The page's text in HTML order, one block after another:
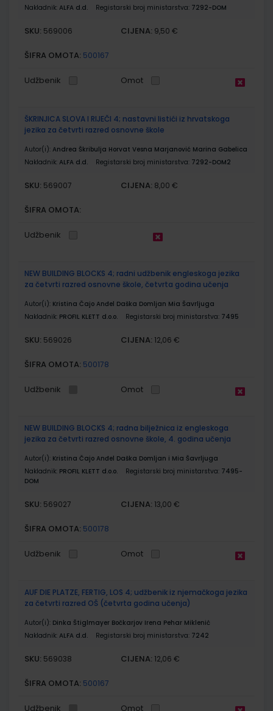
Nakladnik: ALFA d.d. Registarski broj ministarstva: 7292-DOM
SKU: 569006 CIJENA: 9,50 €
ŠIFRA OMOTA: 500167
Udžbenik Omot
ŠKRINJICA SLOVA I RIJEČI 4; nastavni listići iz hrvatskoga
jezika za četvrti razred osnovne škole
Autor(i): Andrea Škribulja Horvat Vesna Marjanović Marina Gabelica
Nakladnik: ALFA d.d. Registarski broj ministarstva: 7292-DOM2
SKU: 569007 CIJENA: 8,00 €
ŠIFRA OMOTA:
Udžbenik
NEW BUILDING BLOCKS 4; radni udžbenik engleskoga jezika
za četvrti razred osnovne škole, četvrta godina učenja
Autor(i): Kristina Čajo Anđel Daška Domljan Mia Šavrljuga
Nakladnik: PROFIL KLETT d.o.o. Registarski broj ministarstva: 7495
SKU: 569026 CIJENA: 12,06 €
ŠIFRA OMOTA: 500178
Udžbenik Omot
NEW BUILDING BLOCKS 4; radna bilježnica iz engleskoga
jezika za četvrti razred osnovne škole, 4. godina učenja
Autor(i): Kristina Čajo Anđel Daška Domljan i Mia Šavrljuga
Nakladnik: PROFIL KLETT d.o.o. Registarski broj ministarstva: 7495-
DOM
SKU: 569027 CIJENA: 13,00 €
ŠIFRA OMOTA: 500178
Udžbenik Omot
AUF DIE PLATZE, FERTIG, LOS 4; udžbenik iz njemačkoga jezika
za četvrti razred OŠ (četvrta godina učenja)
Autor(i): Dinka Štiglmayer Bočkarjov Irena Pehar Miklenić
Nakladnik: ALFA d.d. Registarski broj ministarstva: 7242
SKU: 569038 CIJENA: 12,06 €
ŠIFRA OMOTA: 500167
Udžbenik Omot